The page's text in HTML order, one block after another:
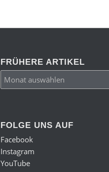
FRÜHERE ARTIKEL
FOLGE UNS AUF
Facebook
Instagram
YouTube